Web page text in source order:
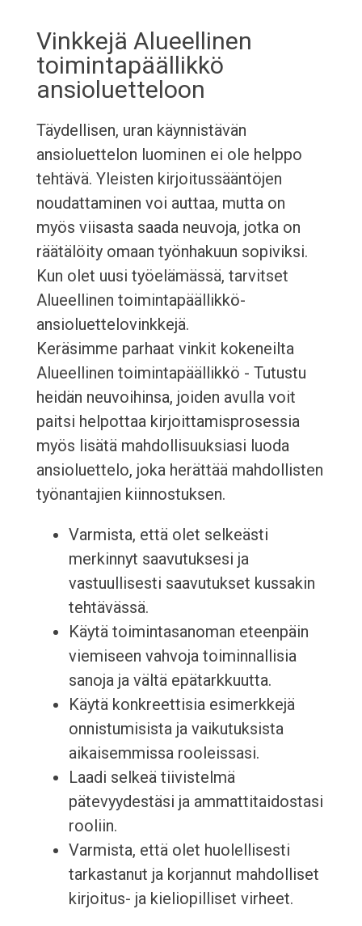
Vinkkejä Alueellinen
toimintapäällikkö
ansioluetteloon
Täydellisen, uran käynnistävän
ansioluettelon luominen ei ole helppo
tehtävä. Yleisten kirjoitussääntöjen
noudattaminen voi auttaa, mutta on
myös viisasta saada neuvoja, jotka on
räätälöity omaan työnhakuun sopiviksi.
Kun olet uusi työelämässä, tarvitset
Alueellinen toimintapäällikkö-
ansioluettelovinkkejä.
Keräsimme parhaat vinkit kokeneilta
Alueellinen toimintapäällikkö - Tutustu
heidän neuvoihinsa, joiden avulla voit
paitsi helpottaa kirjoittamisprosessia
myös lisätä mahdollisuuksiasi luoda
ansioluettelo, joka herättää mahdollisten
työnantajien kiinnostuksen.
Varmista, että olet selkeästi
merkinnyt saavutuksesi ja
vastuullisesti saavutukset kussakin
tehtävässä.
Käytä toimintasanoman eteenpäin
viemiseen vahvoja toiminnallisia
sanoja ja vältä epätarkkuutta.
Käytä konkreettisia esimerkkejä
onnistumisista ja vaikutuksista
aikaisemmissa rooleissasi.
Laadi selkeä tiivistelmä
pätevyydestäsi ja ammattitaidostasi
rooliin.
Varmista, että olet huolellisesti
tarkastanut ja korjannut mahdolliset
kirjoitus- ja kieliopilliset virheet.